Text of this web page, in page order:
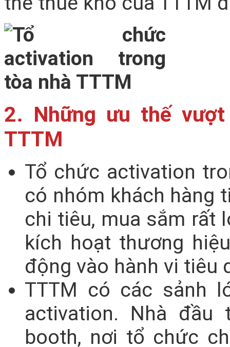
2. Những ưu thế
TTTM
Tổ chức activation
có nhóm khách hàng
chi tiêu, mua sắm rất
kích hoạt thương
động vào hành vi tiêu
TTTM có các sảnh
activation. Nhà
booth, nơi tổ chức